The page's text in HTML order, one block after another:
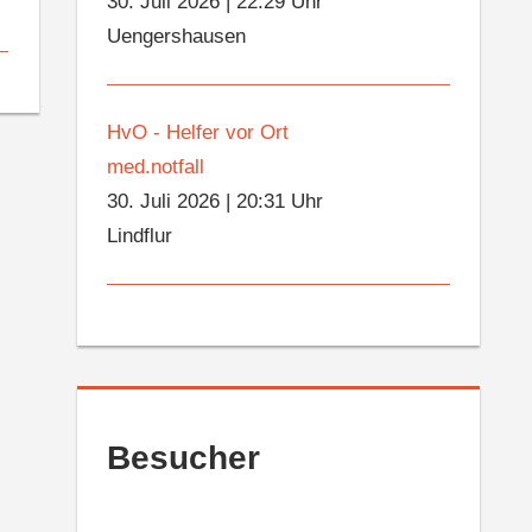
Uengershausen
HvO - Helfer vor Ort
med.notfall
30. Juli 2026 |20:31 Uhr
Lindflur
Besucher